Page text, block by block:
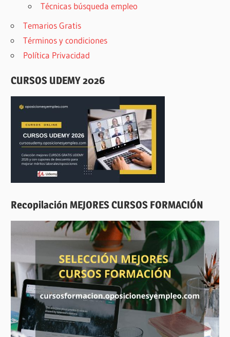
Técnicas búsqueda empleo
Temarios Gratis
Términos y condiciones
Política Privacidad
CURSOS UDEMY 2026
Recopilación MEJORES CURSOS FORMACIÓN